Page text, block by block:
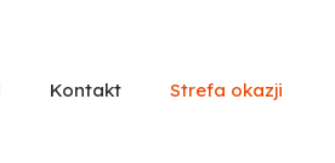
Kontakt Strefa okazji